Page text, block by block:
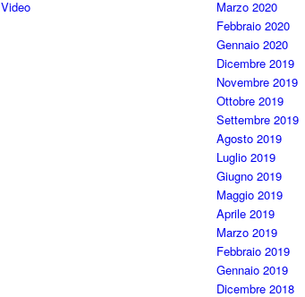
Video
Marzo 2020
Febbraio 2020
Gennaio 2020
Dicembre 2019
Novembre 2019
Ottobre 2019
Settembre 2019
Agosto 2019
Luglio 2019
Giugno 2019
Maggio 2019
Aprile 2019
Marzo 2019
Febbraio 2019
Gennaio 2019
Dicembre 2018